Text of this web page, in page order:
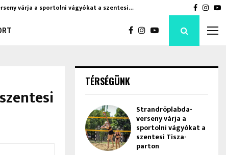
várja a sportolni vágyókat a szentesi… A Dél-
TÉRSÉGÜNK
Strandröplabda-
verseny várja a
sportolni vágyókat a
szentesi Tisza-
parton